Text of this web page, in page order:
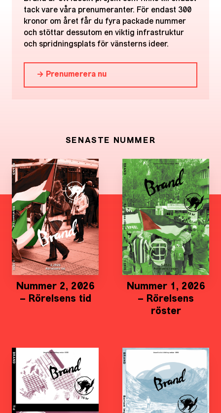
tack vare våra prenumeranter. För endast 300
kronor om året får du fyra packade nummer
och stöttar dessutom en viktig infrastruktur
och spridningsplats för vänsterns ideer.
→ Prenumerera nu
SENASTE NUMMER
Nummer 2, 2026
– Rörelsens tid
Nummer 1, 2026
– Rörelsens
röster